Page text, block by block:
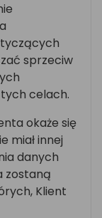
sprzeciw
celach.
okaże się
miał innej
danych
zostaną
Klient